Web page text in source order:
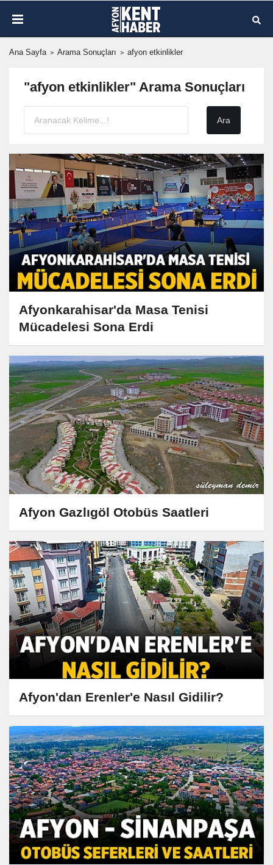
Ana Sayfa Arama Sonuçları afyon etkinlikler
"afyon etkinlikler" Arama Sonuçları
Afyonkarahisar'da Masa Tenisi
Mücadelesi Sona Erdi
Afyon Gazlıgöl Otobüs Saatleri
Afyon'dan Erenler'e Nasıl Gidilir?